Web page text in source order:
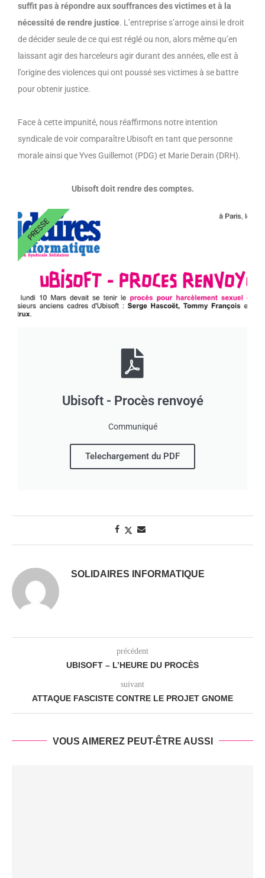
suffitpas à répondre aux souffrances des victimes et à la
nécessité de rendre justice. L’entreprise s’arroge ainsi le droit
de décider seule de ce qui est réglé ou non, alors mêmequ’en
laissant agir des harceleurs agir durant des années, elle est à
l’origine des violences qui ont poussé ses victimes à se battre
pour obtenir justice.
Face à cette impunité, nous réaffirmons notre intention
syndicale devoircomparaître Ubisoft en tant que personne
morale ainsi que Yves Guillemot (PDG) et Marie Derain (DRH).
Ubisoft doit rendre des comptes.
Ubisoft - Procès renvoyé
Communiqué
Telechargement du PDF
PRESSE
SOLIDAIRES INFORMATIQUE
précédent
UBISOFT – L’HEURE DU PROCÈS
suivant
ATTAQUE FASCISTE CONTRE LE PROJET GNOME
VOUS AIMEREZ PEUT-ÊTRE AUSSI